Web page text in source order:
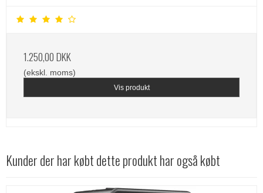
1.250,00 DKK
(ekskl. moms)
Vis produkt
Kunder der har købt dette produkt har også købt